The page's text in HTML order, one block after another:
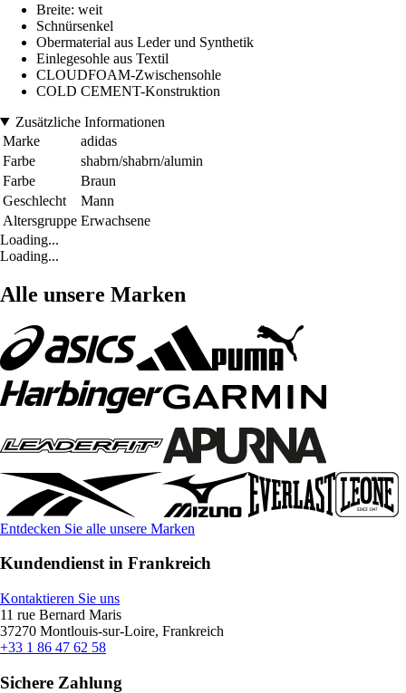
Breite: weit
Schnürsenkel
Obermaterial aus Leder und Synthetik
Einlegesohle aus Textil
CLOUDFOAM-Zwischensohle
COLD CEMENT-Konstruktion
Zusätzliche Informationen
Marke
adidas
Farbe
shabrn/shabrn/alumin
Farbe
Braun
Geschlecht
Mann
Altersgruppe Erwachsene
Loading...
Loading...
Alle unsere Marken
Entdecken Sie alle unsere Marken
Kundendienst in Frankreich
Kontaktieren Sie uns
11 rue Bernard Maris
37270 Montlouis-sur-Loire, Frankreich
+33 1 86 47 62 58
Sichere Zahlung